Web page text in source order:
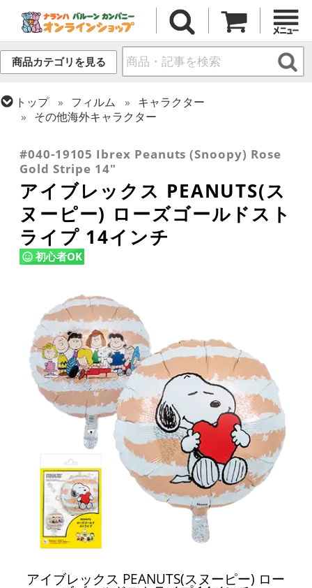
商品カテゴリを見る
トップ フィルム
キャラクター
その他海外キャラクター
#040-19105 Ibrex Peanuts (Snoopy) Rose
Gold Stripe 14"
アイブレックス PEANUTS(ス
ヌーピー) ローズゴールドスト
ライプ 14インチ
初心者OK
アイブレックス PEANUTS(スヌーピー) ロー